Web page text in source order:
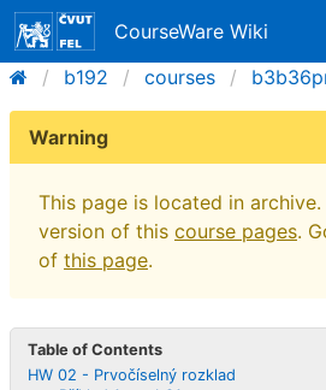
CourseWare Wiki
b192
courses
Warning
This page is located in
version of this course pages.
of this page.
Table of Contents
HW 02 - Prvočíselný rozklad